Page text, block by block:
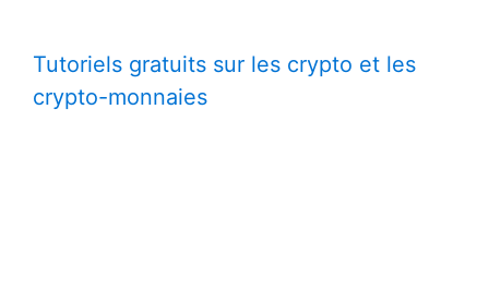
Tutoriels gratuits sur les crypto et les
crypto-monnaies